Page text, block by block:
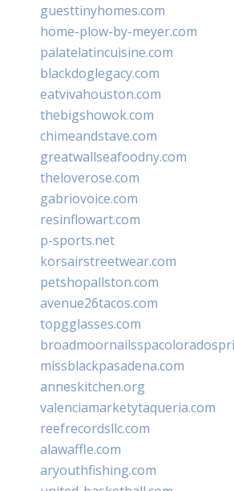
guesttinyhomes.com
home-plow-by-meyer.com
palatelatincuisine.com
blackdoglegacy.com
eatvivahouston.com
thebigshowok.com
chimeandstave.com
greatwallseafoodny.com
theloverose.com
gabriovoice.com
resinflowart.com
p-sports.net
korsairstreetwear.com
petshopallston.com
avenue26tacos.com
topgglasses.com
missblackpasadena.com
anneskitchen.org
valenciamarketytaqueria.com
reefrecordsllc.com
alawaffle.com
aryouthfishing.com